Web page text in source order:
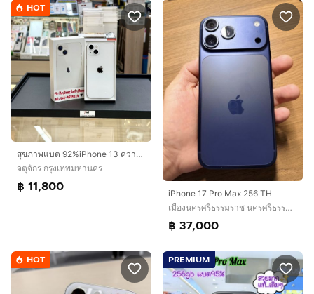
HOT
สุขภาพแบต 92%iPhone 13 ความจุ 128G สีขาวเครื่องสวยมาก
จตุจักร กรุงเทพมหานคร
฿ 11,800
iPhone 17 Pro Max 256 TH
เมืองนครศรีธรรมราช นครศรีธรรมราช
฿ 37,000
HOT PREMIUM